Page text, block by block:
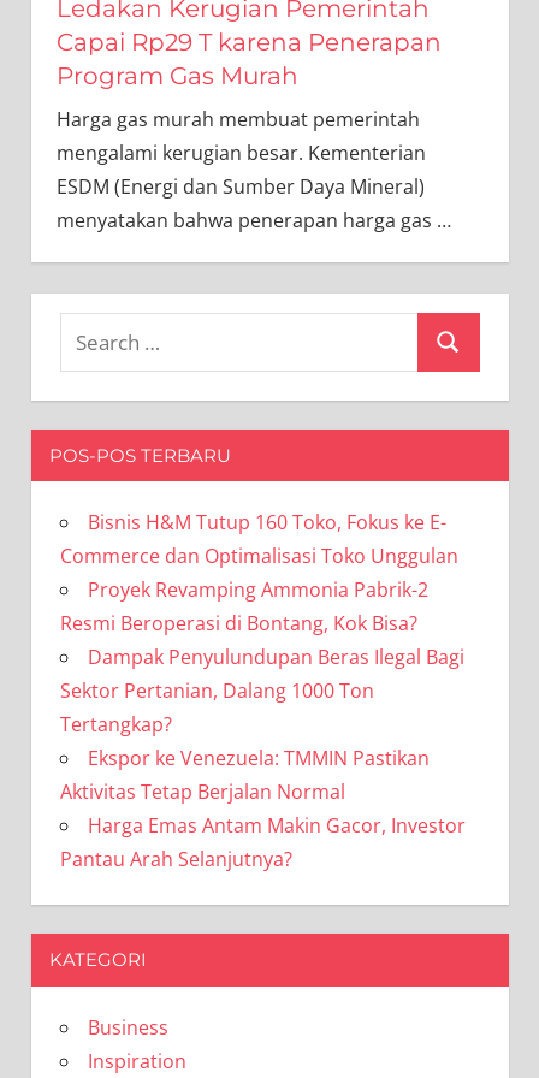
Ledakan Kerugian Pemerintah
Capai Rp29 T karena Penerapan
Program Gas Murah
Harga gas murah membuat pemerintah
mengalami kerugian besar. Kementerian
ESDM (Energi dan Sumber Daya Mineral)
menyatakan bahwa penerapan harga gas …
Search
POS-POS TERBARU
Bisnis H&M Tutup 160 Toko, Fokus ke E-
Commerce dan Optimalisasi Toko Unggulan
Proyek Revamping Ammonia Pabrik-2
Resmi Beroperasi di Bontang, Kok Bisa?
Dampak Penyulundupan Beras Ilegal Bagi
Sektor Pertanian, Dalang 1000 Ton
Tertangkap?
Ekspor ke Venezuela: TMMIN Pastikan
Aktivitas Tetap Berjalan Normal
Harga Emas Antam Makin Gacor, Investor
Pantau Arah Selanjutnya?
KATEGORI
Business
Inspiration